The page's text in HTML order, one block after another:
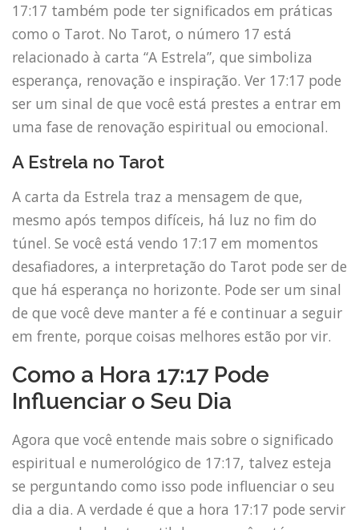
17:17 também pode ter significados em práticas
como o Tarot. No Tarot, o número 17 está
relacionado à carta “A Estrela”, que simboliza
esperança, renovação e inspiração. Ver 17:17 pode
ser um sinal de que você está prestes a entrar em
uma fase de renovação espiritual ou emocional.
A Estrela no Tarot
A carta da Estrela traz a mensagem de que,
mesmo após tempos difíceis, há luz no fim do
túnel. Se você está vendo 17:17 em momentos
desafiadores, a interpretação do Tarot pode ser de
que há esperança no horizonte. Pode ser um sinal
de que você deve manter a fé e continuar a seguir
em frente, porque coisas melhores estão por vir.
Como a Hora 17:17 Pode
Influenciar o Seu Dia
Agora que você entende mais sobre o significado
espiritual e numerológico de 17:17, talvez esteja
se perguntando como isso pode influenciar o seu
dia a dia. A verdade é que a hora 17:17 pode servir